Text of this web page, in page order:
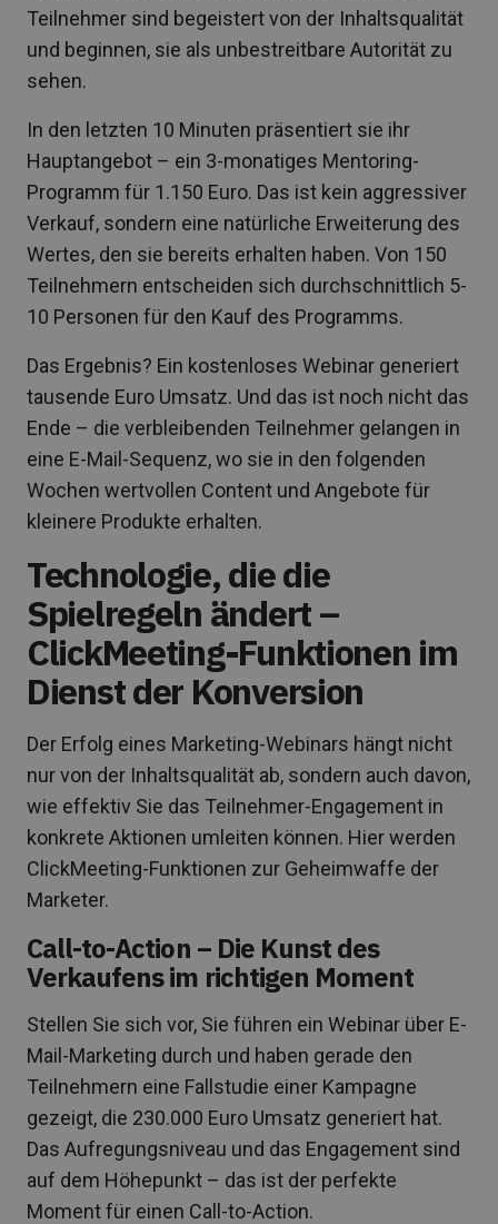
Teilnehmer sind begeistert von der Inhaltsqualität
und beginnen, sie als unbestreitbare Autorität zu
sehen.
In den letzten 10 Minuten präsentiert sie ihr
Hauptangebot – ein 3-monatiges Mentoring-
Programm für 1.150 Euro. Das ist kein aggressiver
Verkauf, sondern eine natürliche Erweiterung des
Wertes, den sie bereits erhalten haben. Von 150
Teilnehmern entscheiden sich durchschnittlich 5-
10 Personen für den Kauf des Programms.
Das Ergebnis? Ein kostenloses Webinar generiert
tausende Euro Umsatz. Und das ist noch nicht das
Ende – die verbleibenden Teilnehmer gelangen in
eine E-Mail-Sequenz, wo sie in den folgenden
Wochen wertvollen Content und Angebote für
kleinere Produkte erhalten.
Technologie, die die
Spielregeln ändert –
ClickMeeting-Funktionen im
Dienst der Konversion
Der Erfolg eines Marketing-Webinars hängt nicht
nur von der Inhaltsqualität ab, sondern auch davon,
wie effektiv Sie das Teilnehmer-Engagement in
konkrete Aktionen umleiten können. Hier werden
ClickMeeting-Funktionen zur Geheimwaffe der
Marketer.
Call-to-Action – Die Kunst des
Verkaufens im richtigen Moment
Stellen Sie sich vor, Sie führen ein Webinar über E-
Mail-Marketing durch und haben gerade den
Teilnehmern eine Fallstudie einer Kampagne
gezeigt, die 230.000 Euro Umsatz generiert hat.
Das Aufregungsniveau und das Engagement sind
auf dem Höhepunkt – das ist der perfekte
Moment für einen Call-to-Action.